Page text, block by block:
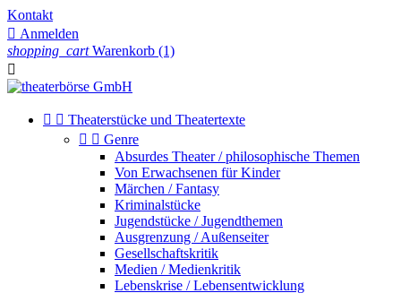
Kontakt
 Anmelden
shopping_cart Warenkorb (1)

  Theaterstücke und Theatertexte
  Genre
Absurdes Theater / philosophische Themen
Von Erwachsenen für Kinder
Märchen / Fantasy
Kriminalstücke
Jugendstücke / Jugendthemen
Ausgrenzung / Außenseiter
Gesellschaftskritik
Medien / Medienkritik
Lebenskrise / Lebensentwicklung